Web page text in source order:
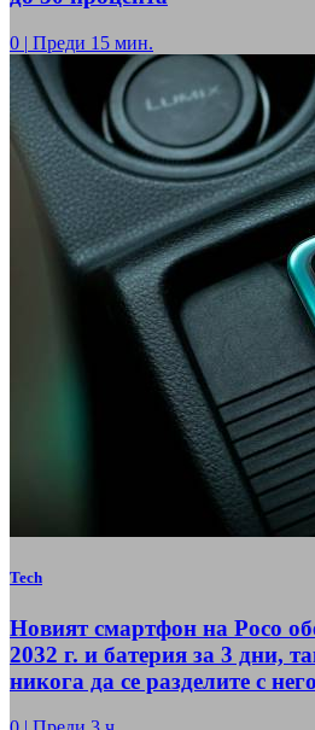
0 | Преди 15 мин.
Tech
Новият смартфон на Poco
2032 г. и батерия за 3 дни,
никога да се разделите с него